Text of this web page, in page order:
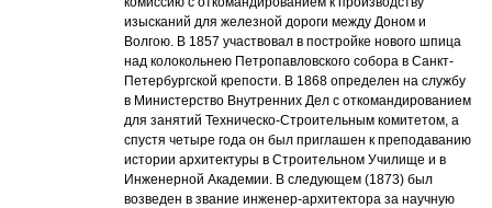
изысканий для железной дороги между Доном и
Волгою. В 1857 участвовал в постройке нового шпица
над колокольнею Петропавловского собора в Санкт-
Петербургской крепости. В 1868 определен на службу
в Министерство Внутренних Дел с откомандированием
для занятий Техническо-Строительным комитетом, а
спустя четыре года он был приглашен к преподаванию
истории архитектуры в Строительном Училище и в
Инженерной Академии. В следующем (1873) был
возведен в звание инженер-архитектора за научную